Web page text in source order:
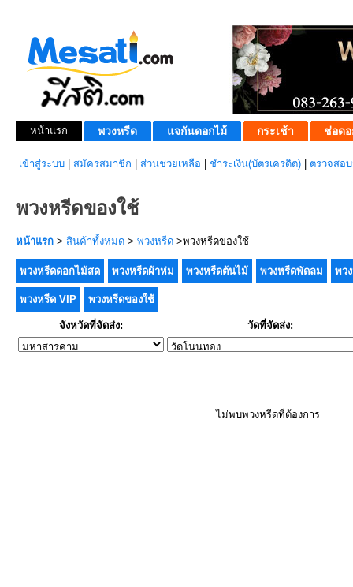
หน้าแรก พวงหรีด แจกันดอกไม้ กระเช้า ช่อดอ
เข้าสู่ระบบ สมัครสมาชิก ส่วนช่วยเหลือ ชำระเงิน(บัตรเครดิต) ตรวจสอ
พวงหรีดของใช้
หน้าแรก > สินค้าทั้งหมด > พวงหรีด >พวงหรีดของใช้
พวงหรีดดอกไม้สด พวงหรีดผ้าห่ม พวงหรีดต้นไม้ พวงหรีดพัดลม พว
พวงหรีด VIP พวงหรีดของใช้
จังหวัดที่จัดส่ง: วัดที่จัดส่ง:
ไม่พบพวงหรีดที่ต้องการ